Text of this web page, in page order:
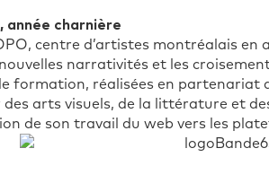
année charnière
centre d’artistes montréalais
narrativités et les
formation, réalisées en partenariat
arts visuels, de la littérature et
de son travail du web vers les